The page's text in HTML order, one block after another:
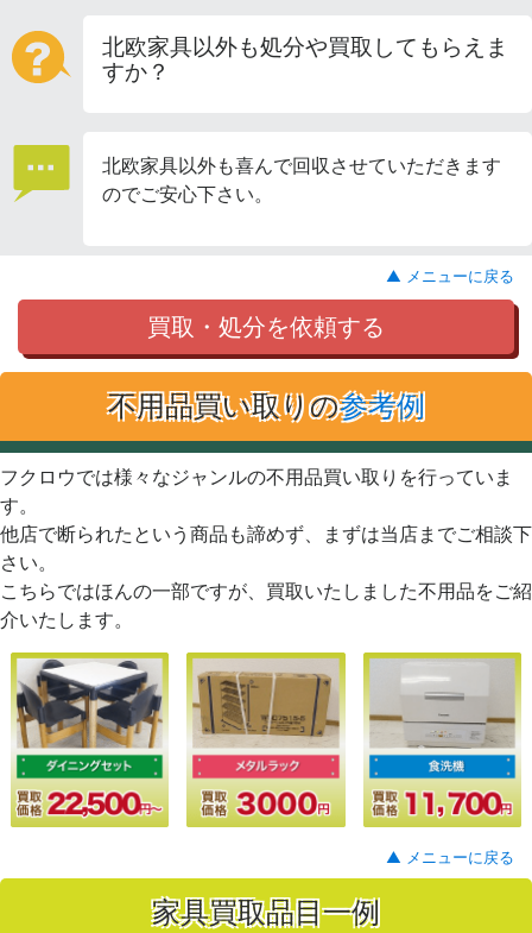
北欧家具以外も処分や買取してもらえま
すか？
北欧家具以外も喜んで回収させていただきます
のでご安心下さい。
▲ メニューに戻る
買取・処分を依頼する
不用品買い取りの参考例
フクロウでは様々なジャンルの不用品買い取りを行っていま
す。
他店で断られたという商品も諦めず、まずは当店までご相談下
さい。
こちらではほんの一部ですが、買取いたしました不用品をご紹
介いたします。
▲ メニューに戻る
家具買取品目一例